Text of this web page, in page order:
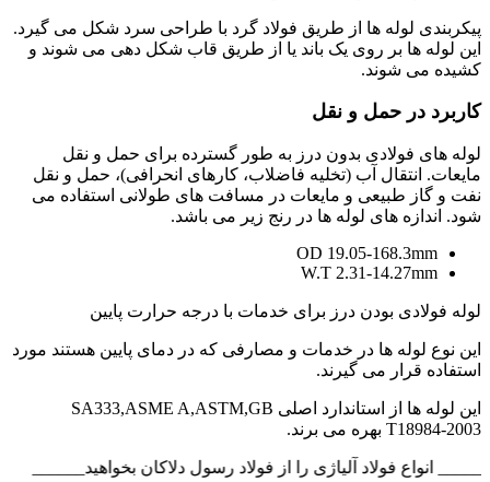
پیکربندی لوله ها از طریق فولاد گرد با طراحی سرد شکل می گیرد.
این لوله ها بر روی یک باند یا از طریق قاب شکل دهی می شوند و
کشیده می شوند.
کاربرد در حمل و نقل
لوله های فولادی بدون درز به طور گسترده برای حمل و نقل
مایعات. انتقال آب (تخلیه فاضلاب، کارهای انحرافی)، حمل و نقل
نفت و گاز طبیعی و مایعات در مسافت های طولانی استفاده می
شود. اندازه های لوله ها در رنج زیر می باشد.
OD 19.05-168.3mm
W.T 2.31-14.27mm
لوله فولادی بودن درز برای خدمات با درجه حرارت پایین
این نوع لوله ها در خدمات و مصارفی که در دمای پایین هستند مورد
استفاده قرار می گیرند.
این لوله ها از استاندارد اصلی SA333,ASME A,ASTM,GB
T18984-2003 بهره می برند.
______ انواع فولاد آلیاژی را از فولاد رسول دلاکان بخواهید______